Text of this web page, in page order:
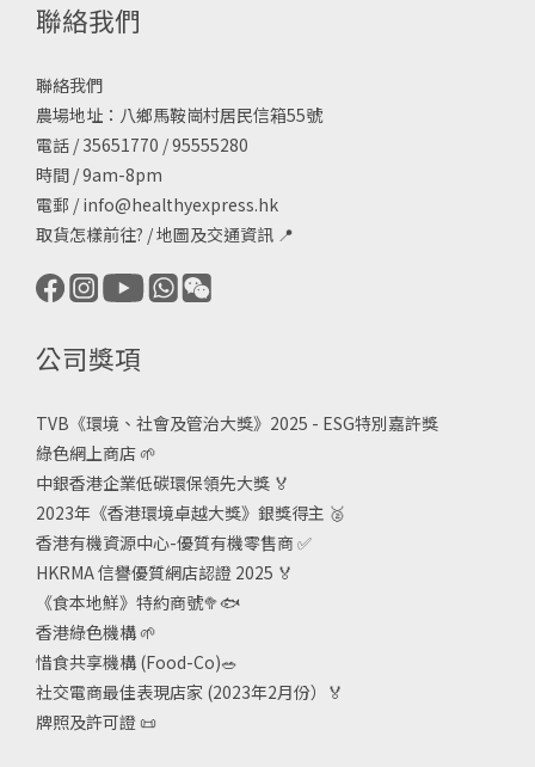
聯絡我們
聯絡我們
農場地址：八鄉馬鞍崗村居民信箱55號
電話 / 35651770 / 95555280
時間 / 9am-8pm
電郵 / info@healthyexpress.hk
取貨怎樣前往? /地圖及交通資訊 📍
公司獎項
TVB《環境、社會及管治大獎》2025 - ESG特別嘉許獎
綠色網上商店 🌱
中銀香港企業低碳環保領先大獎 🏅
2023年《香港環境卓越大獎》銀獎得主 🥈
香港有機資源中心-優質有機零售商✅
HKRMA 信譽優質網店認證 2025 🏅
《食本地鮮》特約商號🥦🐟
香港綠色機構 🌱
惜食共享機構 (Food-Co)🥗
社交電商最佳表現店家 (2023年2月份）🏅
牌照及許可證 📜